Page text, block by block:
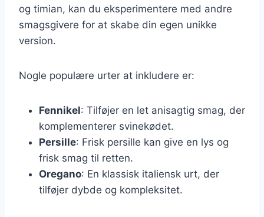
og timian, kan du eksperimentere med andre
smagsgivere for at skabe din egen unikke
version.
Nogle populære urter at inkludere er:
Fennikel: Tilføjer en let anisagtig smag, der
komplementerer svinekødet.
Persille: Frisk persille kan give en lys og
frisk smag til retten.
Oregano: En klassisk italiensk urt, der
tilføjer dybde og kompleksitet.